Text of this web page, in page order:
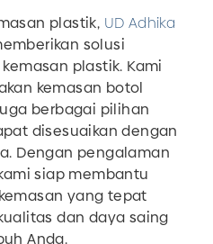
plastik, UD Adhika
solusi
plastik. Kami
kemasan botol
berbagai pilihan
disesuaikan dengan
Dengan pengalaman
siap membantu
yang tepat
dan daya saing
Anda.